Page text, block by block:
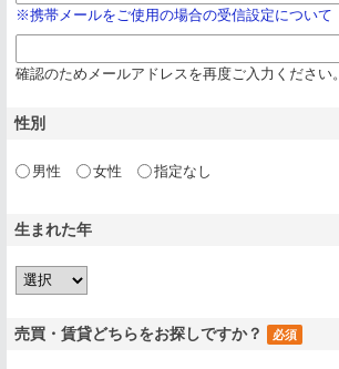
※携帯メールをご使用の場合の受信設定について
確認のためメールアドレスを再度ご入力ください。
性別
男性 女性 指定なし
生まれた年
売買・賃貸どちらをお探しですか？ 必須